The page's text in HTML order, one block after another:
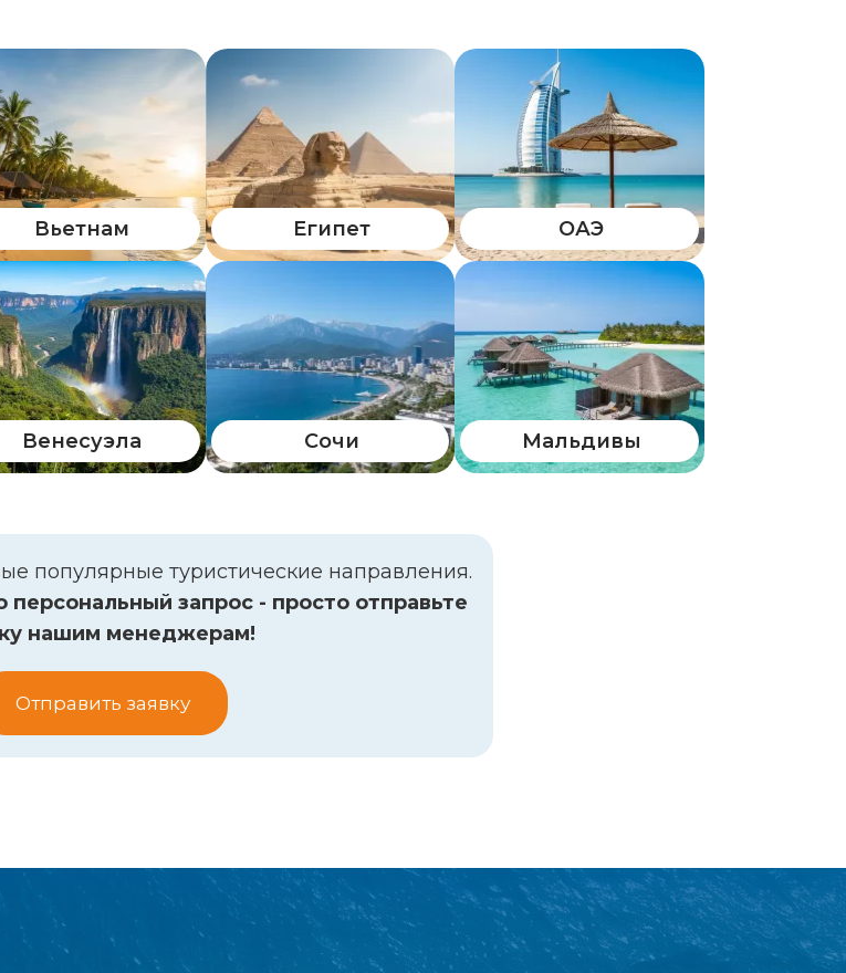
Вьетнам Египет ОАЭ
Венесуэла Сочи Мальдивы
популярные туристические направления.
персональный запрос - просто отправьте
нашим менеджерам!
Отправить заявку